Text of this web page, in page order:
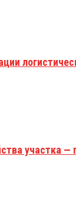
участка —